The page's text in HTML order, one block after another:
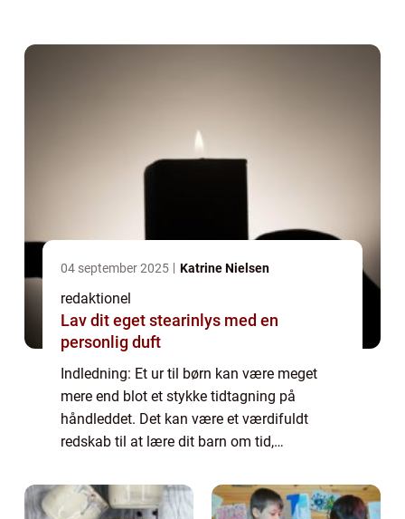
04 september 2025 Katrine Nielsen
redaktionel
Lav dit eget stearinlys med en
personlig duft
Indledning: Et ur til børn kan være meget
mere end blot et stykke tidtagning på
håndleddet. Det kan være et værdifuldt
redskab til at lære dit barn om tid,
forskellige muligheder på markedet kan det
være svært...